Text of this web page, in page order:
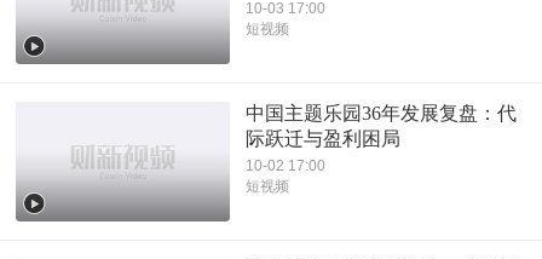
10-03 17:00
短视频
中国主题乐园36年发展复盘：代
际跃迁与盈利困局
10-02 17:00
短视频